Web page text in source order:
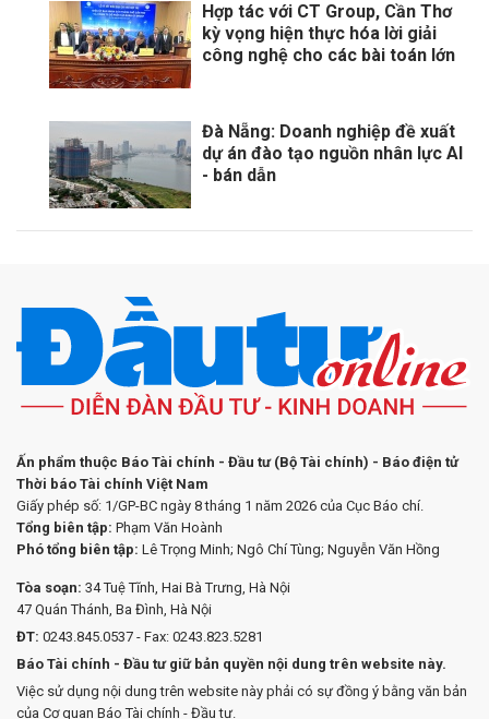
Hợp tác với CT Group, Cần Thơ
kỳ vọng hiện thực hóa lời giải
công nghệ cho các bài toán lớn
Đà Nẵng: Doanh nghiệp đề xuất
dự án đào tạo nguồn nhân lực AI
- bán dẫn
Ấn phẩm thuộc Báo Tài chính - Đầu tư (Bộ Tài chính) - Báo điện tử
Thời báo Tài chính Việt Nam
Giấy phép số: 1/GP-BC ngày 8 tháng 1 năm 2026 của Cục Báo chí.
Tổng biên tập: Phạm Văn Hoành
Phó tổng biên tập: Lê Trọng Minh; Ngô Chí Tùng; Nguyễn Văn Hồng
Tòa soạn: 34 Tuệ Tĩnh, Hai Bà Trưng, Hà Nội
47 Quán Thánh, Ba Đình, Hà Nội
ĐT: 0243.845.0537 - Fax: 0243.823.5281
Báo Tài chính - Đầu tư giữ bản quyền nội dung trên website này.
Việc sử dụng nội dung trên website này phải có sự đồng ý bằng văn bản
của Cơ quan Báo Tài chính - Đầu tư.